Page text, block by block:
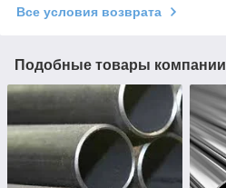
Все условия возврата
Подобные товары компании